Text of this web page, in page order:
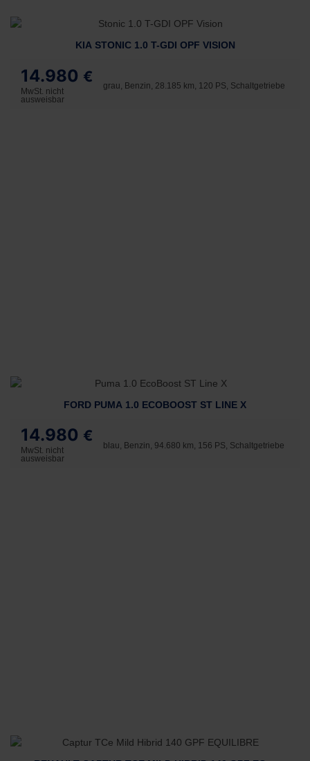
KIA STONIC 1.0 T-GDI OPF VISION
14.980 €
MwSt. nicht
ausweisbar
grau, Benzin, 28.185 km, 120 PS, Schaltgetriebe
FORD PUMA 1.0 ECOBOOST ST LINE X
14.980 €
MwSt. nicht
ausweisbar
blau, Benzin, 94.680 km, 156 PS, Schaltgetriebe